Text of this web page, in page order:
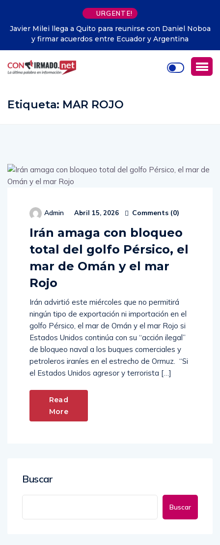
URGENTE!
Noboa
Empresa china de IA, iFlytek, presenta su
humanos digitales
Etiqueta: MAR ROJO
Admin Abril 15, 2026 Comments (0)
Irán amaga con bloqueo
total del golfo Pérsico, el
mar de Omán y el mar
Rojo
Irán advirtió este miércoles que no permitirá
ningún tipo de exportación ni importación en el
golfo Pérsico, el mar de Omán y el mar Rojo si
Estados Unidos continúa con su “acción ilegal”
de bloqueo naval a los buques comerciales y
petroleros iraníes en el estrecho de Ormuz. “Si
el Estados Unidos agresor y terrorista […]
Read
More
Buscar
Buscar